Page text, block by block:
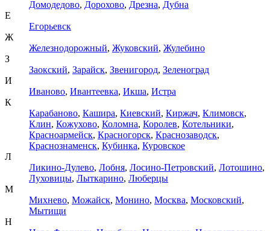
Домодедово, Дорохово, Дрезна, Дубна
Е
Егорьевск
Ж
Железнодорожный, Жуковский, Жулебино
З
Заокский, Зарайск, Звенигород, Зеленоград
И
Иваново, Ивантеевка, Икша, Истра
К
Карабаново, Кашира, Киевский, Киржач, Климовск,
Клин, Кожухово, Коломна, Королев, Котельники,
Красноармейск, Красногорск, Краснозаводск,
Краснознаменск, Кубинка, Куровское
Л
Ликино-Дулево, Лобня, Лосино-Петровский, Лотошино,
Луховицы, Лыткарино, Люберцы
М
Михнево, Можайск, Монино, Москва, Московский,
Мытищи
Н